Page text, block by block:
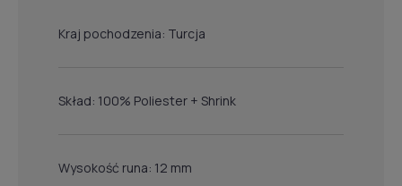
Kraj pochodzenia: Turcja
Skład: 100% Poliester + Shrink
Wysokość runa: 12 mm